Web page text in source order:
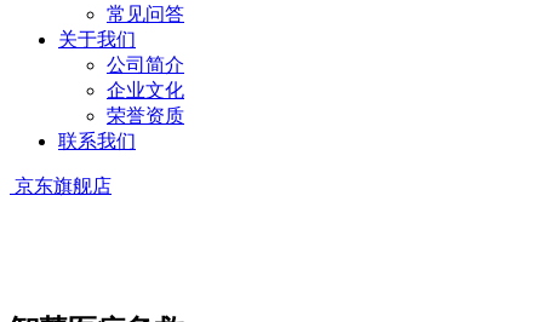
常见问答
关于我们
公司简介
企业文化
荣誉资质
联系我们
京东旗舰店